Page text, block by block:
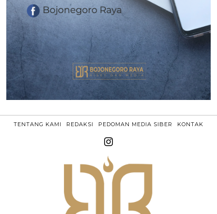
TENTANG KAMI REDAKSI PEDOMAN MEDIA SIBER KONTAK